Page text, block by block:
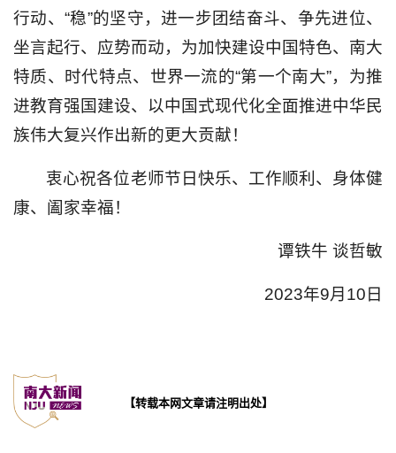
行动、“稳”的坚守，进一步团结奋斗、争先进位、
坐言起行、应势而动，为加快建设中国特色、南大
特质、时代特点、世界一流的“第一个南大”，为推
进教育强国建设、以中国式现代化全面推进中华民
族伟大复兴作出新的更大贡献！
衷心祝各位老师节日快乐、工作顺利、身体健
康、阖家幸福！
谭铁牛 谈哲敏
2023年9月10日
【转载本网文章请注明出处】